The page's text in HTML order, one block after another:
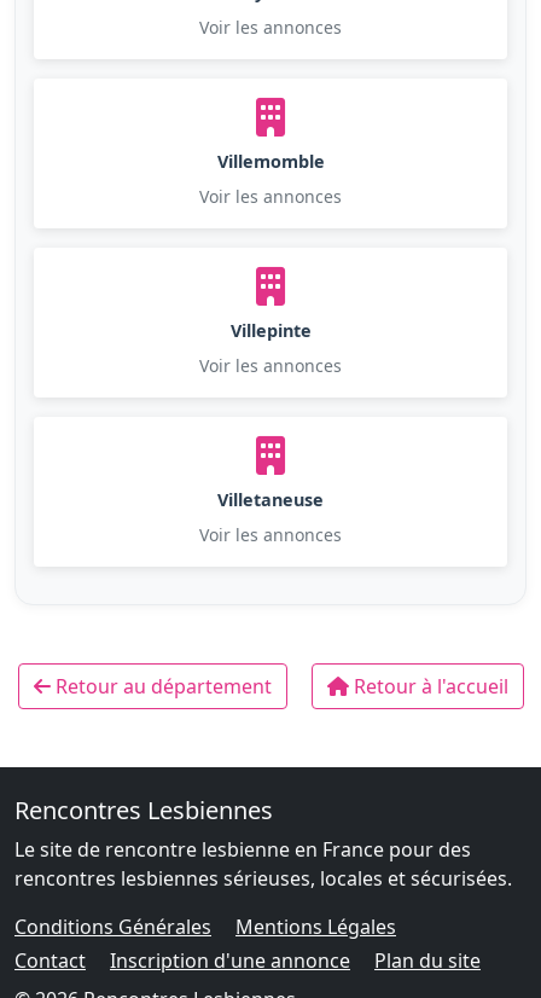
Voir les annonces
Villemomble
Voir les annonces
Villepinte
Voir les annonces
Villetaneuse
Voir les annonces
Retour au département Retour à l'accueil
Rencontres Lesbiennes
Le site de rencontre lesbienne en France pour des
rencontres lesbiennes sérieuses, locales et sécurisées.
Conditions Générales
Mentions Légales
Contact
Inscription d'une annonce
Plan du site